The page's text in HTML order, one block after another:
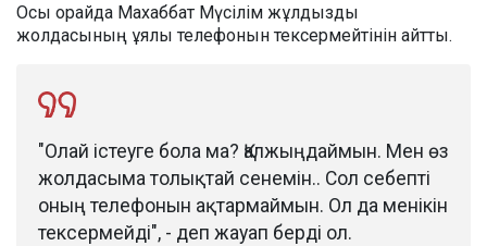
Осы орайда Махаббат Мүсілім жұлдызды
жолдасының ұялы телефонын тексермейтінін айтты.
"Олай істеуге бола ма? Қалжыңдаймын. Мен өз
жолдасыма толықтай сенемін.. Сол себепті
оның телефонын ақтармаймын. Ол да менікін
тексермейді", - деп жауап берді ол.